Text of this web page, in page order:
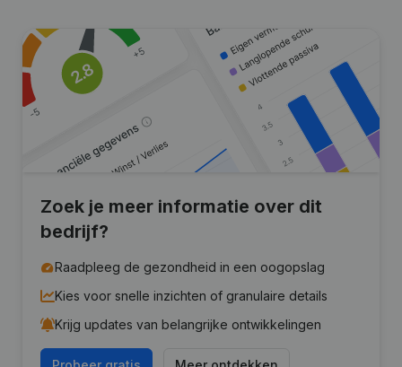
Zoek je meer informatie over dit
bedrijf?
Raadpleeg de gezondheid in een oogopslag
Kies voor snelle inzichten of granulaire details
Krijg updates van belangrijke ontwikkelingen